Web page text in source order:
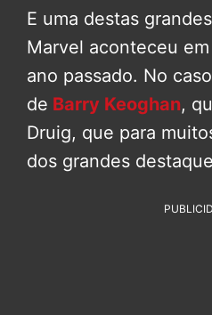
E uma destas
Marvel aconteceu em
ano passado. No
de Barry Keoghan,
Druig, que para
dos grandes